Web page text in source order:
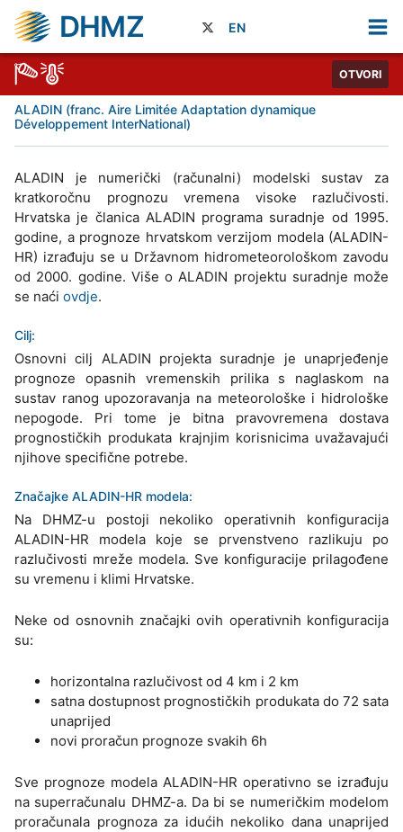
DHMZ EN
OTVORI
ALADIN (franc. Aire Limitée Adaptation dynamique
Développement InterNational)
ALADIN je numerički (računalni) modelski sustav za
kratkoročnu prognozu vremena visoke razlučivosti.
Hrvatska je članica ALADIN programa suradnje od 1995.
godine, a prognoze hrvatskom verzijom modela (ALADIN-
HR) izrađuju se u Državnom hidrometeorološkom zavodu
od 2000. godine. Više o ALADIN projektu suradnje može
se naći ovdje.
Cilj:
Osnovni cilj ALADIN projekta suradnje je unaprjeđenje
prognoze opasnih vremenskih prilika s naglaskom na
sustav ranog upozoravanja na meteorološke i hidrološke
nepogode. Pri tome je bitna pravovremena dostava
prognostičkih produkata krajnjim korisnicima uvažavajući
njihove specifične potrebe.
Značajke ALADIN-HR modela:
Na DHMZ-u postoji nekoliko operativnih konfiguracija
ALADIN-HR modela koje se prvenstveno razlikuju po
razlučivosti mreže modela. Sve konfiguracije prilagođene
su vremenu i klimi Hrvatske.
Neke od osnovnih značajki ovih operativnih konfiguracija
su:
horizontalna razlučivost od 4 km i 2 km
satna dostupnost prognostičkih produkata do 72 sata
unaprijed
novi proračun prognoze svakih 6h
Sve prognoze modela ALADIN-HR operativno se izrađuju
na superračunalu DHMZ-a. Da bi se numeričkim modelom
proračunala prognoza za idućih nekoliko dana unaprijed